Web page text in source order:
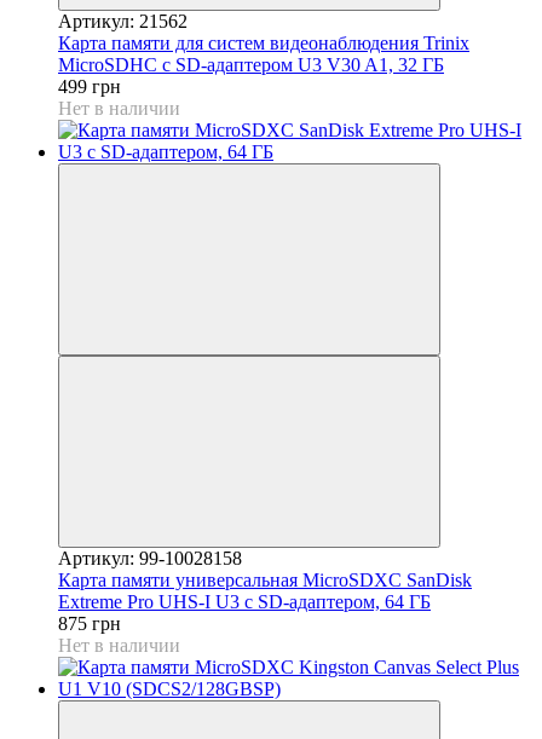
Артикул: 21562
Карта памяти для систем видеонаблюдения Trinix
MiсroSDHC с SD-адаптером U3 V30 A1, 32 ГБ
499 грн
Нет в наличии
Артикул: 99-10028158
Карта памяти универсальная MiсroSDXC SanDisk
Extreme Pro UHS-I U3 c SD-адаптером, 64 ГБ
875 грн
Нет в наличии